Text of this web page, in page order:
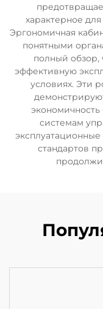
характерное
Эргономичная
понятными
полный обзор,
эффективную
условиях. Эти
системам
стандартов